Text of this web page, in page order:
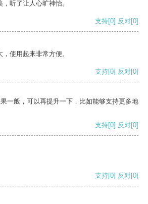
听了让人心旷神怡。
支持[0] 反对[0]
使用起来非常方便。
支持[0] 反对[0]
一般，可以再提升一下，比如能够支持更多地
支持[0] 反对[0]
支持[0] 反对[0]